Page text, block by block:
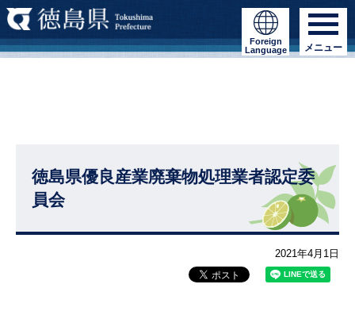
Foreign
Language
メニュー
徳島県優良産業廃棄物処理業者認定委
員会
2021年4月1日